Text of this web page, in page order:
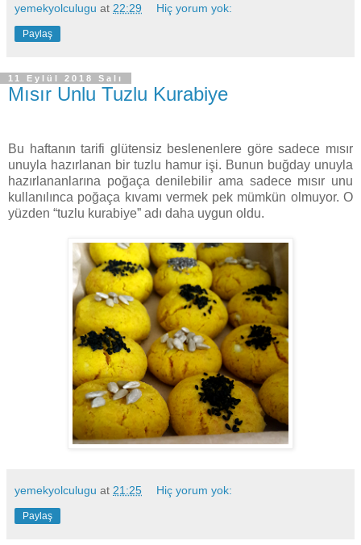
yemekyolculugu at 22:29 Hiç yorum yok:
Paylaş
11 Eylül 2018 Salı
Mısır Unlu Tuzlu Kurabiye
Bu haftanın tarifi glütensiz beslenenlere göre sadece mısır
unuyla hazırlanan bir tuzlu hamur işi. Bunun buğday unuyla
hazırlananlarına poğaça denilebilir ama sadece mısır unu
kullanılınca poğaça kıvamı vermek pek mümkün olmuyor. O
yüzden “tuzlu kurabiye” adı daha uygun oldu.
yemekyolculugu at 21:25 Hiç yorum yok:
Paylaş